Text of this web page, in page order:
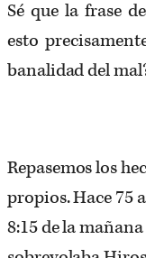
Sé que la frase
esto
banalidad del
Repasemos los
propios. Hace 75
8:15 de la